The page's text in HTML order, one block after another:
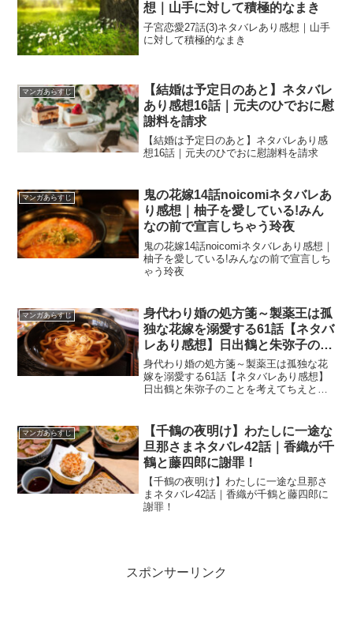
想｜山手に対して積極的なまき
子宮恋愛27話(3)ネタバレあり感想｜山手
に対して積極的なまき
マンガあらすじ
【結婚は予定日のあと】ネタバレ
あり感想16話｜元夫のひでおに慰
謝料を請求
【結婚は予定日のあと】ネタバレあり感
想16話｜元夫のひでおに慰謝料を請求
マンガあらすじ
鬼の花嫁14話noicomiネタバレあ
り感想｜柚子を愛している!みん
なの前で宣言しちゃう玲夜
鬼の花嫁14話noicomiネタバレあり感想｜
柚子を愛している!みんなの前で宣言しち
ゃう玲夜
マンガあらすじ
身代わり婚の処方箋～製薬王は孤
独な花嫁を溺愛する61話【ネタバ
レあり感想】日出鶴と朱弥子のこ
とを考えてちえと依子は妄想が膨
らむ！
身代わり婚の処方箋～製薬王は孤独な花
嫁を溺愛する61話【ネタバレあり感想】
日出鶴と朱弥子のことを考えてちえと依
マンガあらすじ
【千鶴の夜明け】わたしに一途な
旦那さまネタバレ42話｜香織が千
鶴と藤四郎に謝罪！
【千鶴の夜明け】わたしに一途な旦那さ
まネタバレ42話｜香織が千鶴と藤四郎に
謝罪！
スポンサーリンク